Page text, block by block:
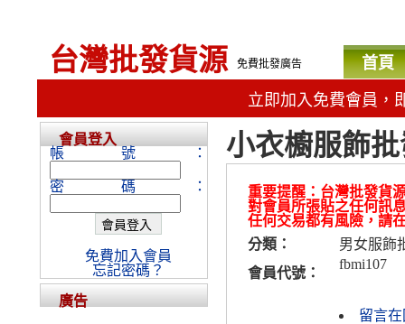
台灣批發貨源 免費批發廣告 首頁
立即加入免費會員，
小衣櫥服飾
重要提醒：台灣批發貨
對會員所張貼之任何訊
任何交易都有風險，請
分類：
男女服飾
會員代號：
fbmi107
留言
會員登入
帳號：
密碼：
免費加入會員
忘記密碼？
廣告